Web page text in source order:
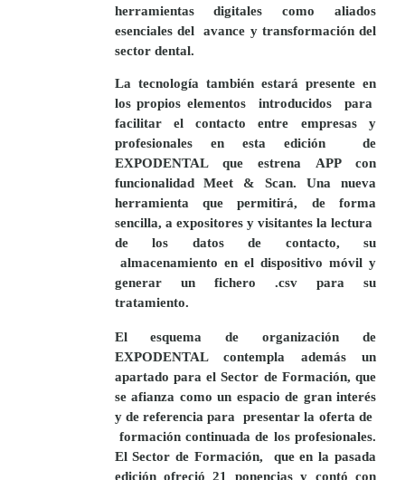
herramientas digitales como aliados
esenciales del
avance y transformación del
sector dental.
La tecnología también estará presente en
los propios elementos
introducidos
para
facilitar el contacto entre empresas y
profesionales en esta edición
de
EXPODENTAL queestrena APPcon
funcionalidadMeet & Scan. Una nueva
herramienta que permitirá, de forma
sencilla, a expositores y visitantes la lectura
de los datos de contacto, su
almacenamiento en el dispositivo móvil y
generar un fichero .csv para su
tratamiento.
El esquema de organización de
EXPODENTALcontempla además un
apartado para elSector de Formación, que
se afianza como un espacio de gran interés
y de referencia para
presentar la oferta de
formación continuada de los profesionales.
El Sector de Formación,
que en la pasada
edición ofreció21 ponencias y contó con